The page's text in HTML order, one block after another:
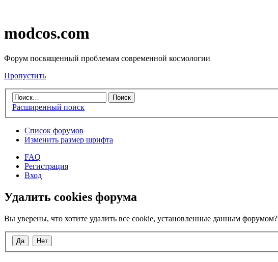
modcos.com
Форум посвященный проблемам современной космологии
Пропустить
Расширенный поиск
Список форумов
Изменить размер шрифта
FAQ
Регистрация
Вход
Удалить cookies форума
Вы уверены, что хотите удалить все cookie, установленные данным форумом?